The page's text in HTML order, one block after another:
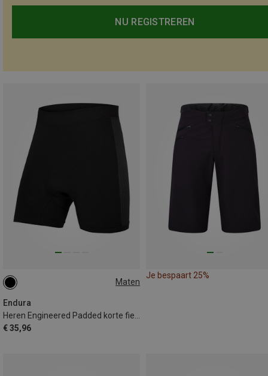
NU REGISTREREN
Maten
Endura
€ 35,96
S
Je bespaart 25%